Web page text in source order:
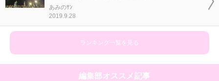
あみのｻﾝ
2019.9.28
ランキング一覧を見る
編集部オススメ記事